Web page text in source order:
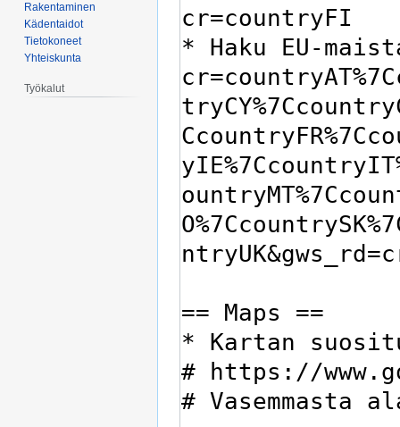
Rakentaminen
Kädentaidot
Tietokoneet
Yhteiskunta
Työkalut